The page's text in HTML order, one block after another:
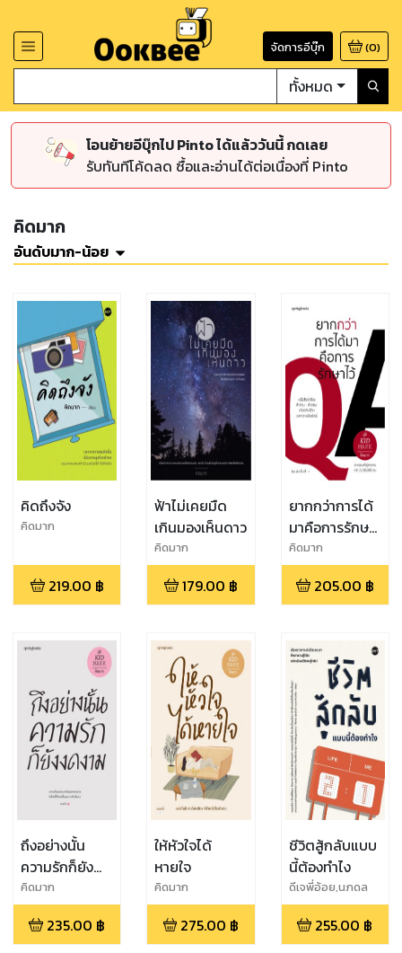
จัดการอีบุ๊ก (0)
ทั้งหมด
โอนย้ายอีบุ๊กไป Pinto ได้แล้ววันนี้ กดเลย
รับทันทีโค้ดลด ซื้อและอ่านได้ต่อเนื่องที่ Pinto
คิดมาก
อันดับมาก-น้อย
คิดถึงจัง
คิดมาก
219.00 ฿
ฟ้าไม่เคยมืด
เกินมองเห็นดาว
คิดมาก
179.00 ฿
ยากกว่าการได้
มาคือการรักษา
ไว้
คิดมาก
205.00 ฿
ถึงอย่างนั้น
ความรักก็ยัง
งดงาม
คิดมาก
235.00 ฿
ให้หัวใจได้
หายใจ
คิดมาก
275.00 ฿
ชีวิตสู้กลับแบบ
นี้ต้องทำไง
ดีเจพี่อ้อย,นภดล
ร่มโพธิ์,คิดมาก,โสภ
ณ ศุภมั่งมี,โอมศิริ
วีระกุล,สุริพงษ์
255.00 ฿